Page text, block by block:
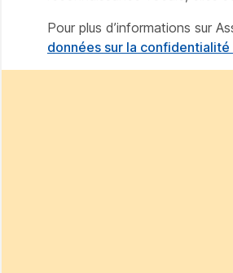
Pour plus d’informations sur
données sur la confidentialité